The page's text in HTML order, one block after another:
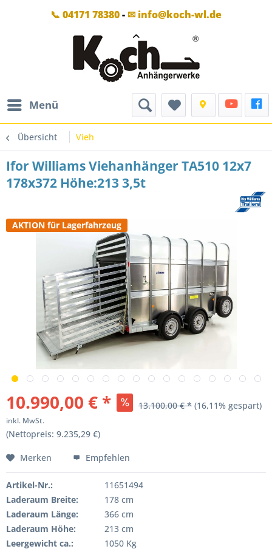
📞 04171 78380- ✉ info@koch-wl.de
Menü
Übersicht Vieh
Ifor Williams Viehanhänger TA510 12x7
178x372 Höhe:213 3,5t
AKTION für Lagerfahrzeug
10.990,00 € * 13.100,00 € * (16,11% gespart)
inkl. MwSt.
(Nettopreis: 9.235,29 €)
Merken Empfehlen
Artikel-Nr.:
11651494
Laderaum Breite:
178 cm
Laderaum Länge:
366 cm
Laderaum Höhe:
213 cm
Leergewicht ca.:
1050 Kg